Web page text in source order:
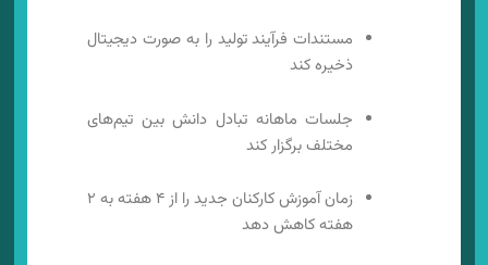
مستندات فرآیند تولید را به صورت دیجیتال
ذخیره کند
جلسات ماهانه تبادل دانش بین تیم‌های
مختلف برگزار کند
زمان آموزش کارکنان جدید را از ۴ هفته به ۲
هفته کاهش دهد